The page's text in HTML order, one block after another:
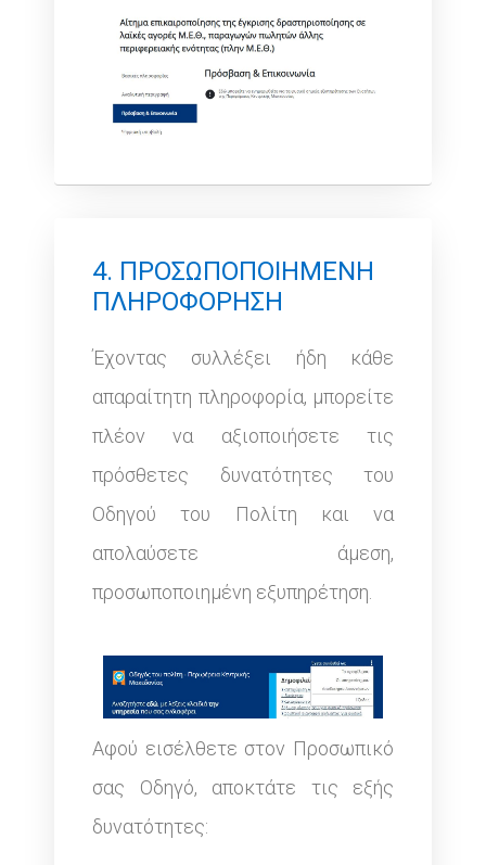
4. ΠΡΟΣΩΠΟΠΟΙΗΜΕΝΗ
ΠΛΗΡΟΦΟΡΗΣΗ
Έχοντας συλλέξει ήδη κάθε
απαραίτητη πληροφορία, μπορείτε
πλέον να αξιοποιήσετε τις
πρόσθετες δυνατότητες του
Οδηγού του Πολίτη και να
απολαύσετε άμεση,
προσωποποιημένη εξυπηρέτηση.
Αφού εισέλθετε στον Προσωπικό
σας Οδηγό, αποκτάτε τις εξής
δυνατότητες: